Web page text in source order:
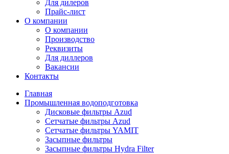
Для дилеров
Прайс-лист
О компании
О компании
Производство
Реквизиты
Для диллеров
Вакансии
Контакты
Главная
Промышленная водоподготовка
Дисковые фильтры Azud
Сетчатые фильтры Azud
Сетчатые фильтры YAMIT
Засыпные фильтры
Засыпные фильтры Hydra Filter